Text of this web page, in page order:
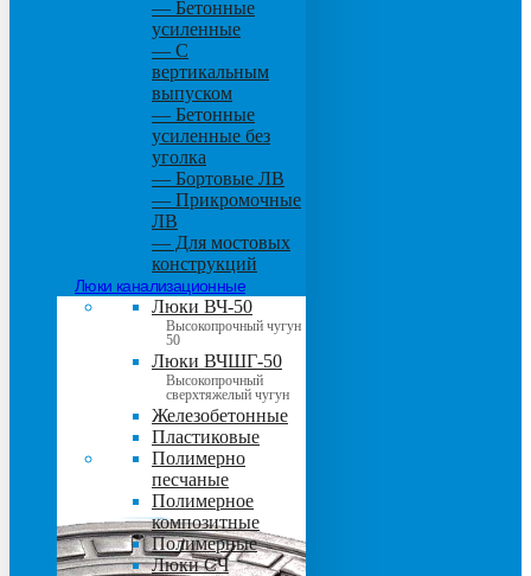
— Бетонные
усиленные
— С
вертикальным
выпуском
— Бетонные
усиленные без
уголка
— Бортовые ЛВ
— Прикромочные
ЛВ
— Для мостовых
конструкций
Люки канализационные
Люки ВЧ-50
Высокопрочный чугун
50
Люки ВЧШГ-50
Высокопрочный
сверхтяжелый чугун
Железобетонные
Пластиковые
Полимерно
песчаные
Полимерное
композитные
Полимерные
Люки СЧ